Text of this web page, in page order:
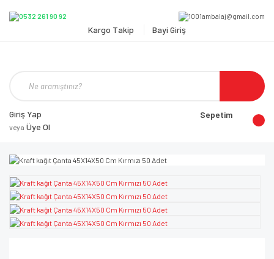
Kargo Takip Bayi Giriş
Giriş Yap
veya Üye Ol
Sepetim